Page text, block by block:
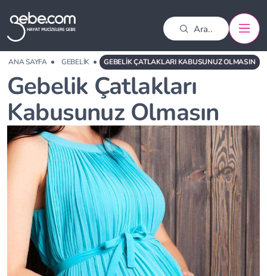
ANA SAYFA GEBELIK GEBELIK ÇATLAKLARI KABUSUNUZ OLMASIN
Gebelik Çatlakları
Kabusunuz Olmasın